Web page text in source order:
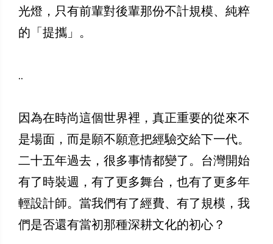
光燈，只有前輩對後輩那份不計規模、純粹
的「提攜」。
..
因為在時尚這個世界裡，真正重要的從來不
是場面，而是願不願意把經驗交給下一代。
二十五年過去，很多事情都變了。台灣開始
有了時裝週，有了更多舞台，也有了更多年
輕設計師。當我們有了經費、有了規模，我
們是否還有當初那種深耕文化的初心？